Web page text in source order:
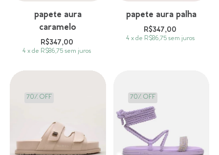
papete aura
caramelo
R$347,00
4 xde R$86,75 sem juros
papete aura palha
R$347,00
4 x de R$86,75 sem juros
70% OFF 70% OFF